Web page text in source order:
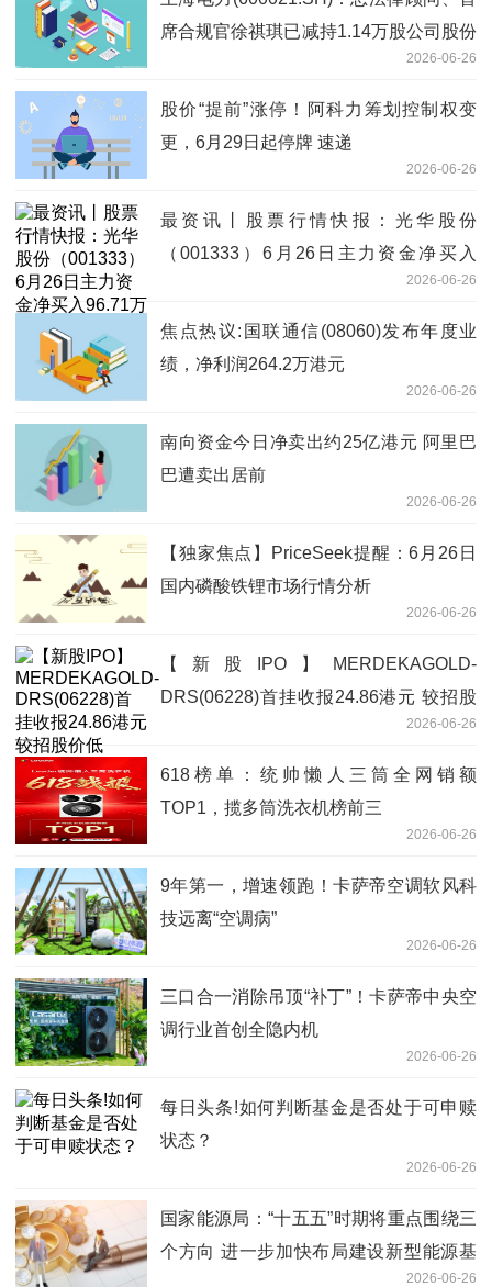
席合规官徐祺琪已减持1.14万股公司股份
2026-06-26
股价“提前”涨停！阿科力筹划控制权变
更，6月29日起停牌 速递
2026-06-26
最资讯丨股票行情快报：光华股份
（001333）6月26日主力资金净买入
2026-06-26
焦点热议:国联通信(08060)发布年度业
绩，净利润264.2万港元
2026-06-26
南向资金今日净卖出约25亿港元 阿里巴
巴遭卖出居前
2026-06-26
【独家焦点】PriceSeek提醒：6月26日
国内磷酸铁锂市场行情分析
2026-06-26
【新股IPO】MERDEKAGOLD-
DRS(06228)首挂收报24.86港元 较招股
2026-06-26
618榜单：统帅懒人三筒全网销额
TOP1，揽多筒洗衣机榜前三
2026-06-26
9年第一，增速领跑！卡萨帝空调软风科
技远离“空调病”
2026-06-26
三口合一消除吊顶“补丁”！卡萨帝中央空
调行业首创全隐内机
2026-06-26
每日头条!如何判断基金是否处于可申赎
状态？
2026-06-26
国家能源局：“十五五”时期将重点围绕三
个方向 进一步加快布局建设新型能源基
2026-06-26